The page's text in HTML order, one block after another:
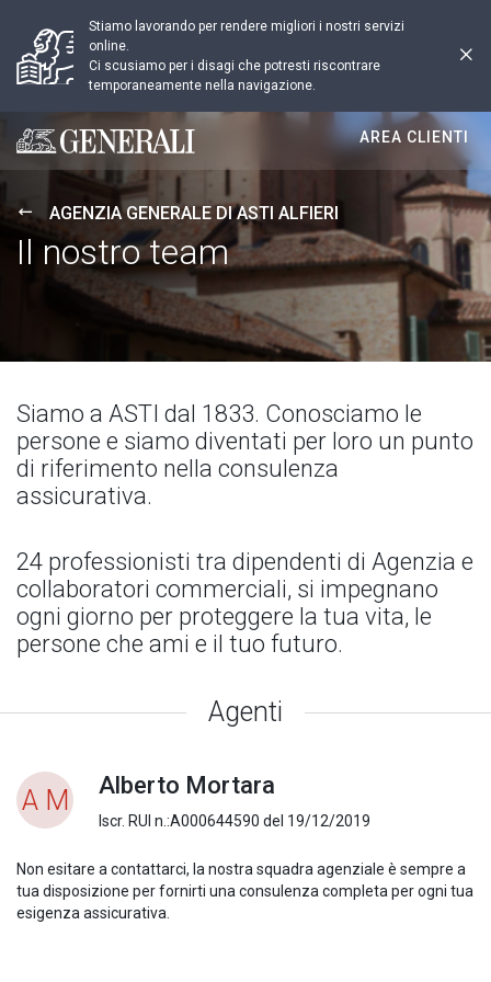
Stiamo lavorando per rendere migliori i nostri servizi
online.
Ci scusiamo per i disagi che potresti riscontrare
temporaneamente nella navigazione.
Generali logo
AREA CLIENTI
AGENZIA GENERALE DI ASTI ALFIERI
Il nostro team
Siamo a ASTI dal 1833. Conosciamo le
persone e siamo diventati per loro un punto
di riferimento nella consulenza
assicurativa.
24 professionisti tra dipendenti di Agenzia e
collaboratori commerciali, si impegnano
ogni giorno per proteggere la tua vita, le
persone che ami e il tuo futuro.
Agenti
A M Alberto Mortara
Iscr. RUI n.:A000644590 del 19/12/2019
Non esitare a contattarci, la nostra squadra agenziale è sempre a
tua disposizione per fornirti una consulenza completa per ogni tua
esigenza assicurativa.